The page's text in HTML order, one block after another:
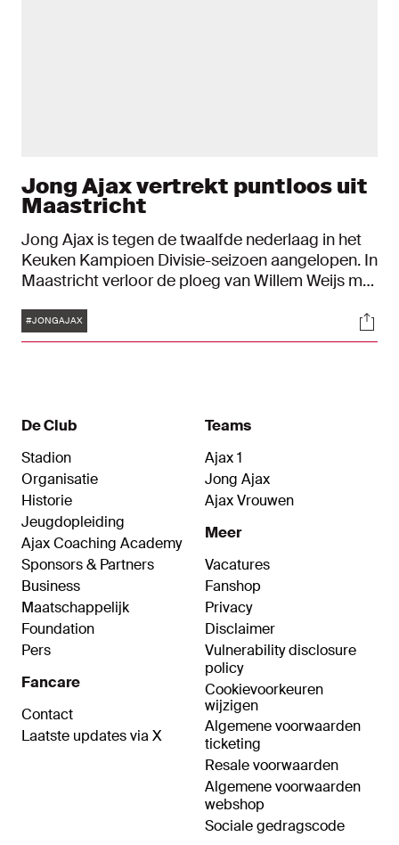
Jong Ajax vertrekt puntloos uit
Maastricht
Jong Ajax is tegen de twaalfde nederlaag in het
Keuken Kampioen Divisie-seizoen aangelopen. In
Maastricht verloor de ploeg van Willem Weijs met
Jong Ajax gaf een kwartier voor tijd een
strafschop cadeau en leidde daarmee de
Tags
#JONGAJAX
De Club
Stadion
Organisatie
Historie
Jeugdopleiding
Ajax Coaching Academy
Sponsors & Partners
Business
Maatschappelijk
Foundation
Pers
Fancare
Contact
Laatste updates via X
Teams
Ajax 1
Jong Ajax
Ajax Vrouwen
Meer
Vacatures
Fanshop
Privacy
Disclaimer
Vulnerability disclosure
policy
Cookievoorkeuren
wijzigen
Algemene voorwaarden
ticketing
Resale voorwaarden
Algemene voorwaarden
webshop
Sociale gedragscode